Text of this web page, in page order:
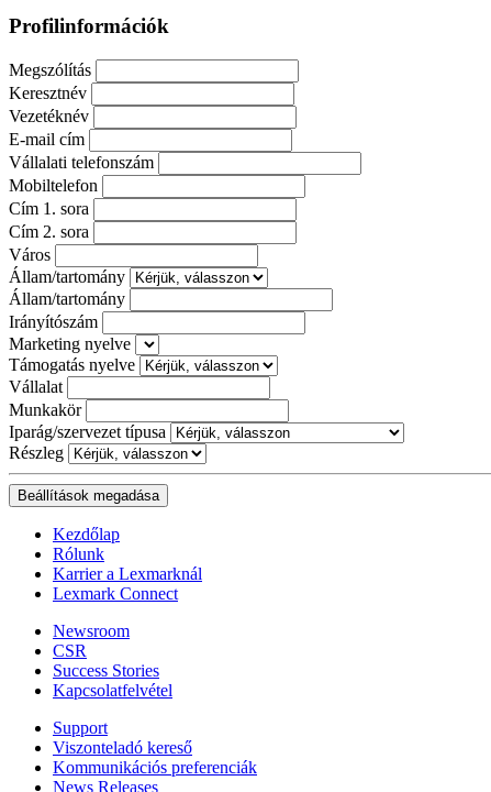
Profilinformációk
Megszólítás
Keresztnév
Vezetéknév
E-mail cím
Vállalati telefonszám
Mobiltelefon
Cím 1. sora
Cím 2. sora
Város
Állam/tartomány
Állam/tartomány
Irányítószám
Marketing nyelve
Támogatás nyelve
Vállalat
Munkakör
Iparág/szervezet típusa
Részleg
Kezdőlap
Rólunk
Karrier a Lexmarknál
Lexmark Connect
Newsroom
CSR
Success Stories
Kapcsolatfelvétel
Support
Viszonteladó kereső
Kommunikációs preferenciák
News Releases